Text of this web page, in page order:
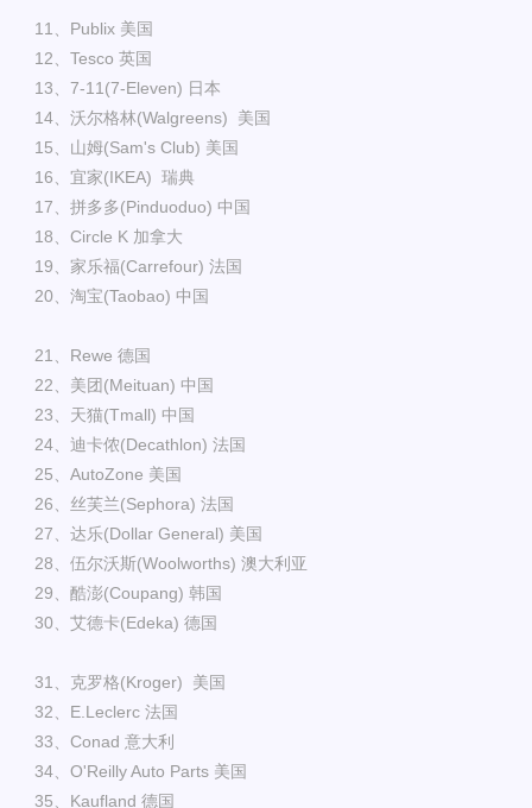
11、Publix 美国
12、Tesco 英国
13、7-11(7-Eleven) 日本
14、沃尔格林(Walgreens) 美国
15、山姆(Sam's Club) 美国
16、宜家(IKEA) 瑞典
17、拼多多(Pinduoduo) 中国
18、Circle K 加拿大
19、家乐福(Carrefour) 法国
20、淘宝(Taobao) 中国
21、Rewe 德国
22、美团(Meituan) 中国
23、天猫(Tmall) 中国
24、迪卡侬(Decathlon) 法国
25、AutoZone 美国
26、丝芙兰(Sephora) 法国
27、达乐(Dollar General) 美国
28、伍尔沃斯(Woolworths) 澳大利亚
29、酷澎(Coupang) 韩国
30、艾德卡(Edeka) 德国
31、克罗格(Kroger) 美国
32、E.Leclerc 法国
33、Conad 意大利
34、O'Reilly Auto Parts 美国
35、Kaufland 德国